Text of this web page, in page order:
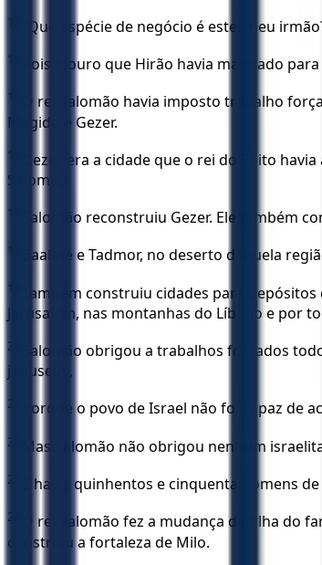
13 “Que espécie de negócio é este, meu
14 Pois o ouro que Hirão havia mandado
15
O rei Salomão havia imposto trabalho
Megido e Gezer.
16
Gezer era a cidade que o rei do Egito
Salomão.
17 Salomão reconstruiu Gezer. Ele também
18 Baalate e Tadmor, no deserto daquela
19
Também construiu cidades para
Jerusalém, nas montanhas do Líbano e por
20
Salomão obrigou a trabalhos forçados
jebuseus,
21 porque o povo de Israel não foi capaz de
22 Mas Salomão não obrigou nenhum
23 E havia quinhentos e cinquenta homens
24
O rei Salomão fez a mudança da filha do
construiu a fortaleza de Milo.